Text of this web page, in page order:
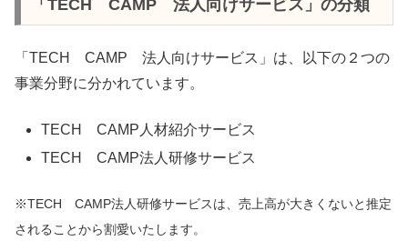
「TECH CAMP 法人向けサービス」の分類
「TECH CAMP 法人向けサービス」は、以下の２つの
事業分野に分かれています。
TECH CAMP人材紹介サービス
TECH CAMP法人研修サービス
※TECH CAMP法人研修サービスは、売上高が大きくないと推定
されることから割愛いたします。